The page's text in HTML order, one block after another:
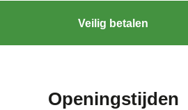
Veilig betalen
Openingstijden